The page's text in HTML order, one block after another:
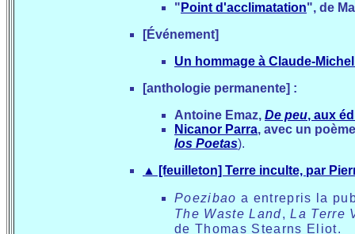
" Point d'acclimatation", de
[Événement]
Un hommage à Claude-
[anthologie permanente] :
Antoine Emaz, De peu, aux
Nicanor Parra, avec un
los Poetas).
▲
[feuilleton] Terre inculte, par
Poezibao a entrepris la
The Waste Land,La Terre
de Thomas Stearns Eliot.